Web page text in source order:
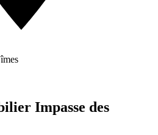
Impasse des